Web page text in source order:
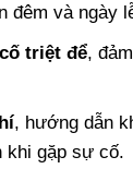
đêm và ngày
triệt để,
, hướng dẫn
khi gặp sự cố.